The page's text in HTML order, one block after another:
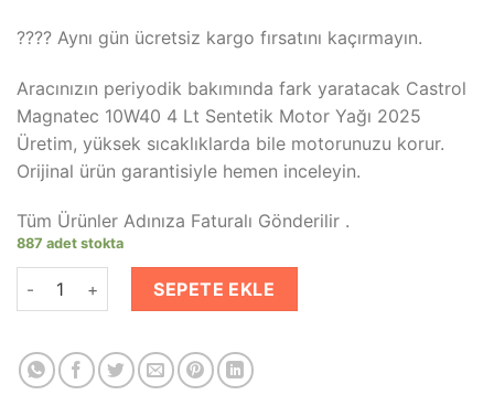
???? Aynı gün ücretsiz kargo fırsatını kaçırmayın.
Aracınızın periyodik bakımında fark yaratacak Castrol
Magnatec 10W40 4 Lt Sentetik Motor Yağı 2025
Üretim, yüksek sıcaklıklarda bile motorunuzu korur.
Orijinal ürün garantisiyle hemen inceleyin.
Tüm Ürünler Adınıza Faturalı Gönderilir .
887 adet stokta
Castrol Magnatec 10W-40 4 Litre - 2025 Üretim Akıllı
SEPETE EKLE